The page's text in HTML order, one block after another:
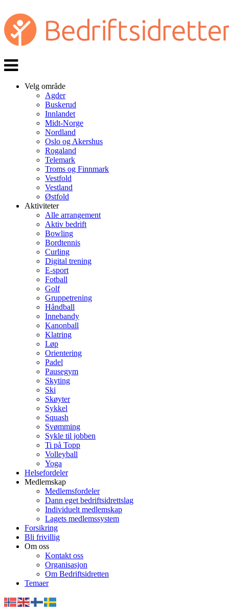
Veksle
navigasjon
Velg område
Agder
Buskerud
Innlandet
Midt-Norge
Nordland
Oslo og Akershus
Rogaland
Telemark
Troms og Finnmark
Vestfold
Vestland
Østfold
Aktiviteter
Alle arrangement
Aktiv bedrift
Bowling
Bordtennis
Curling
Digital trening
E-sport
Fotball
Golf
Gruppetrening
Håndball
Innebandy
Kanonball
Klatring
Løp
Orientering
Padel
Pausegym
Skyting
Ski
Skøyter
Sykkel
Squash
Svømming
Sykle til jobben
Ti på Topp
Volleyball
Yoga
Helsefordeler
Medlemskap
Medlemsfordeler
Dann eget bedriftsidrettslag
Individuelt medlemskap
Lagets medlemssystem
Forsikring
Bli frivillig
Om oss
Kontakt oss
Organisasjon
Om Bedriftsidretten
Temaer